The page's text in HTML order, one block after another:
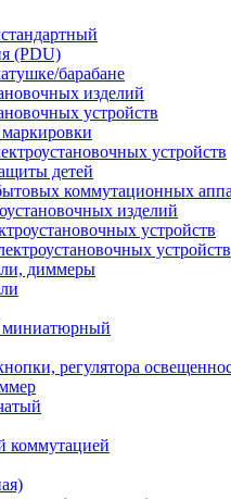
(PDU)
барабане
изделий
устройств
устройств
детей
коммутационных
изделий
устройств
устройств
диммеры
миниатюрный
регулятора
коммутацией